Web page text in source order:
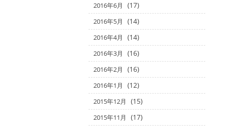
2016年6月 (17)
2016年5月 (14)
2016年4月 (14)
2016年3月 (16)
2016年2月 (16)
2016年1月 (12)
2015年12月 (15)
2015年11月 (17)